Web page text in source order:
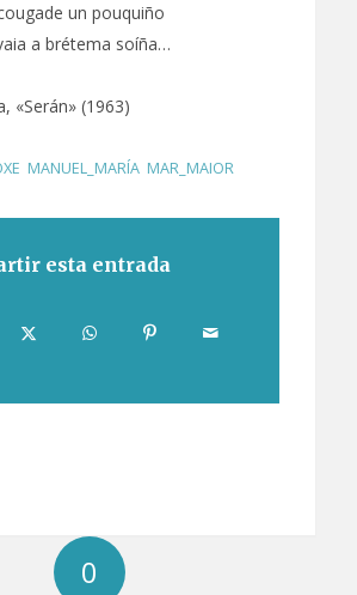
un pouquiño
a brétema soíña…
«Serán» (1963)
MANUEL_MARÍA, MAR_MAIOR
esta entrada
0